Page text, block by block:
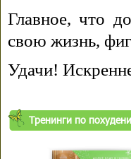
Главное, что
свою жизнь,
Удачи!
Тренинги по